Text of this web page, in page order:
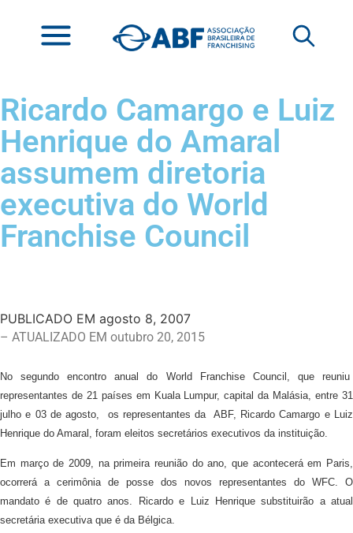
Ricardo Camargo e Luiz
Henrique do Amaral
assumem diretoria
executiva do World
Franchise Council
PUBLICADO EM agosto 8, 2007
– ATUALIZADO EM outubro 20, 2015
No segundo encontro anual do World Franchise Council, que reuniu
representantes de 21 países em Kuala Lumpur, capital da Malásia, entre 31
julho e 03 de agosto, os representantes da ABF, Ricardo Camargo e Luiz
Henrique do Amaral, foram eleitos secretários executivos da instituição.
Em março de 2009, na primeira reunião do ano, que acontecerá em Paris,
ocorrerá a cerimônia de posse dos novos representantes do WFC. O
mandato é de quatro anos. Ricardo e Luiz Henrique substituirão a atual
secretária executiva que é da Bélgica.